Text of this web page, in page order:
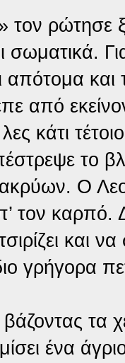
τον ρώτησε
σωματικά.
και
από
κάτι
το
Ο
τον καρπό.
και
γρήγορα
τα
ένα